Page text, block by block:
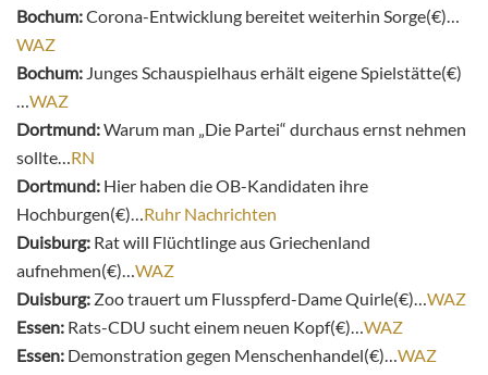
Bochum:Corona-Entwicklung bereitet weiterhin Sorge(€)…
WAZ
Bochum: Junges Schauspielhaus erhält eigene Spielstätte(€)
…WAZ
Dortmund:Warum man „Die Partei“ durchaus ernst nehmen
sollte…RN
Dortmund: Hier haben die OB-Kandidaten ihre
Hochburgen(€)…Ruhr Nachrichten
Duisburg: Rat will Flüchtlinge aus Griechenland
aufnehmen(€)…WAZ
Duisburg: Zoo trauert um Flusspferd-Dame Quirle(€)…WAZ
Essen: Rats-CDU sucht einem neuen Kopf(€)…WAZ
Essen: Demonstration gegen Menschenhandel(€)…WAZ